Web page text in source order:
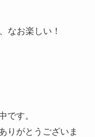
なお楽しい！
です。
りがとうございま